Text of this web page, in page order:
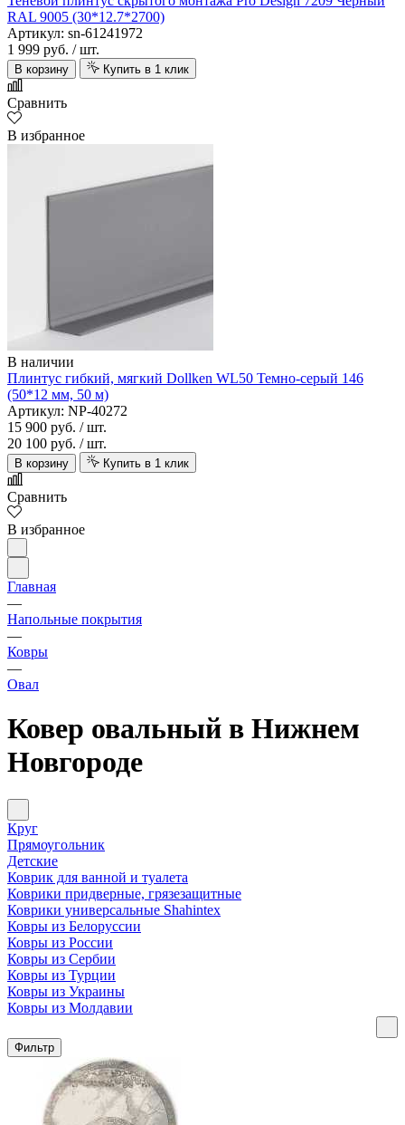
RAL 9005 (30*12.7*2700)
Артикул: sn-61241972
1 999 руб. / шт.
В корзину Купить в 1 клик
Сравнить
В избранное
В наличии
Плинтус гибкий, мягкий Dollken WL50 Темно-серый 146
(50*12 мм, 50 м)
Артикул: NP-40272
15 900 руб. / шт.
20 100 руб. / шт.
В корзину Купить в 1 клик
Сравнить
В избранное
Главная
—
Напольные покрытия
—
Ковры
—
Овал
Ковер овальный в Нижнем
Новгороде
Круг
Прямоугольник
Детские
Коврик для ванной и туалета
Коврики придверные, грязезащитные
Коврики универсальные Shahintex
Ковры из Белоруссии
Ковры из России
Ковры из Сербии
Ковры из Турции
Ковры из Украины
Ковры из Молдавии
Фильтр